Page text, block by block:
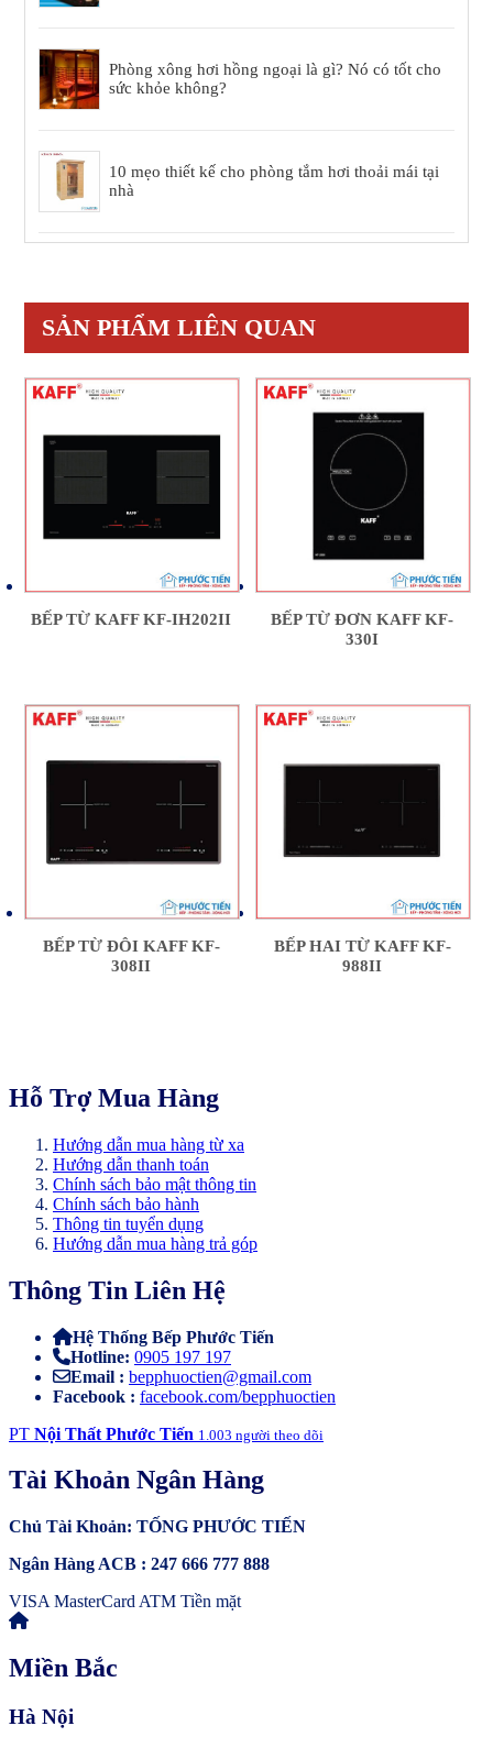
Phòng xông hơi hồng ngoại là gì? Nó có tốt cho
sức khỏe không?
10 mẹo thiết kế cho phòng tắm hơi thoải mái tại
nhà
SẢN PHẨM LIÊN QUAN
BẾP TỪ KAFF KF-IH202II
BẾP TỪ ĐƠN KAFF KF-
330I
BẾP TỪ ĐÔI KAFF KF-
308II
BẾP HAI TỪ KAFF KF-
988II
Hỗ Trợ Mua Hàng
Hướng dẫn mua hàng từ xa
Hướng dẫn thanh toán
Chính sách bảo mật thông tin
Chính sách bảo hành
Thông tin tuyển dụng
Hướng dẫn mua hàng trả góp
Thông Tin Liên Hệ
Hệ Thống Bếp Phước Tiến
Hotline: 0905 197 197
Email : bepphuoctien@gmail.com
Facebook : facebook.com/bepphuoctien
PT Nội Thất Phước Tiến 1.003 người theo dõi
Tài Khoản Ngân Hàng
Chủ Tài Khoản: TỐNG PHƯỚC TIẾN
Ngân Hàng ACB : 247 666 777 888
VISA MasterCard ATM Tiền mặt
Miền Bắc
Hà Nội